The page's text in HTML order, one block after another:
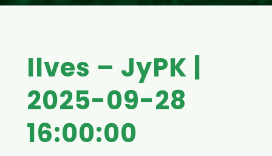
Ilves – JyPK |
2025-09-28
16:00:00